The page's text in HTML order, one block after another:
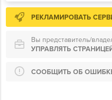
РЕКЛАМИРОВАТЬ
Вы представитель/
УПРАВЛЯТЬ
СООБЩИТЬ ОБ